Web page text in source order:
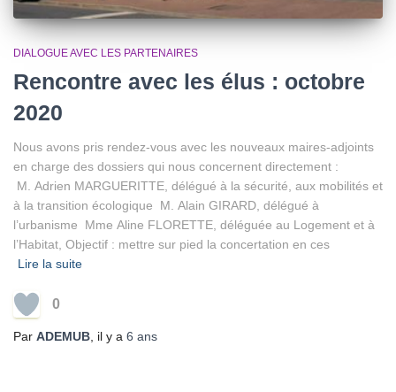
DIALOGUE AVEC LES PARTENAIRES
Rencontre avec les élus : octobre
2020
Nous avons pris rendez-vous avec les nouveaux maires-adjoints
en charge des dossiers qui nous concernent directement :
M. Adrien MARGUERITTE, délégué à la sécurité, aux mobilités et
à la transition écologique M. Alain GIRARD, délégué à
l’urbanisme Mme Aline FLORETTE, déléguée au Logement et à
l’Habitat, Objectif : mettre sur pied la concertation en ces
Lire la suite
0
Par ADEMUB , il y a 6 ans